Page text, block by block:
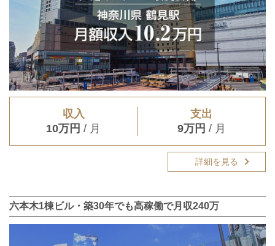
収入
10万円 / 月
支出
9万円 / 月
詳細を見る
六本木1棟ビル・築30年でも高稼働で月収240万